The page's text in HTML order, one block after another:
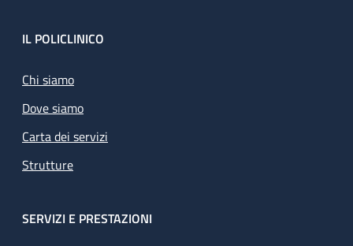
Footer
IL POLICLINICO
Chi siamo
Dove siamo
Carta dei servizi
Strutture
SERVIZI E PRESTAZIONI